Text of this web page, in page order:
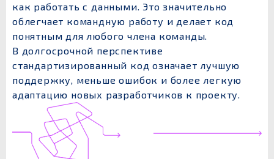
как работать с данными. Это значительно
облегчает командную работу и делает код
понятным для любого члена команды.
В долгосрочной перспективе
стандартизированный код означает лучшую
поддержку, меньше ошибок и более легкую
адаптацию новых разработчиков к проекту.